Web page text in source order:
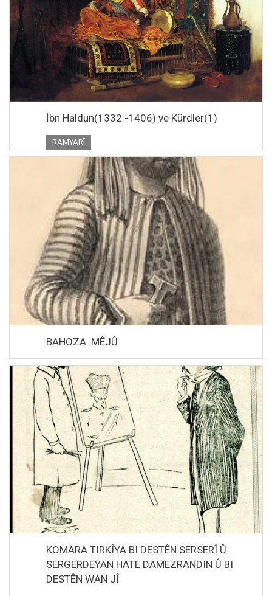
İbn Haldun(1332 -1406) ve Kürdler(1)
RAMYARÎ
BAHOZA MÊJÛ
KOMARA TIRKÎYA BI DESTÊN SERSERÎ Û
SERGERDEYAN HATE DAMEZRANDIN Û BI
DESTÊN WAN JÎ